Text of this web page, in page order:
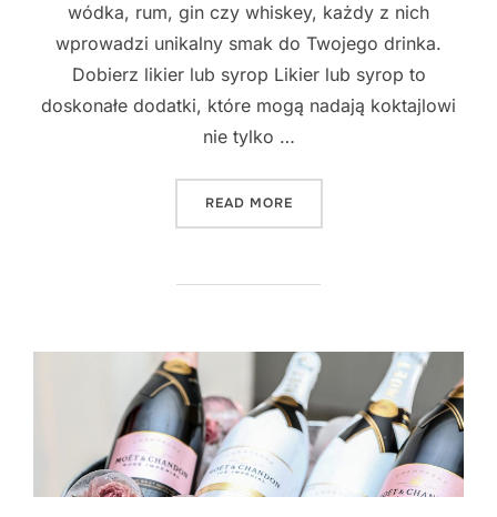
wódka, rum, gin czy whiskey, każdy z nich
wprowadzi unikalny smak do Twojego drinka.
Dobierz likier lub syrop Likier lub syrop to
doskonałe dodatki, które mogą nadają koktajlowi
nie tylko …
READ MORE"ZAINSPIRUJ SIĘ NOWYMI